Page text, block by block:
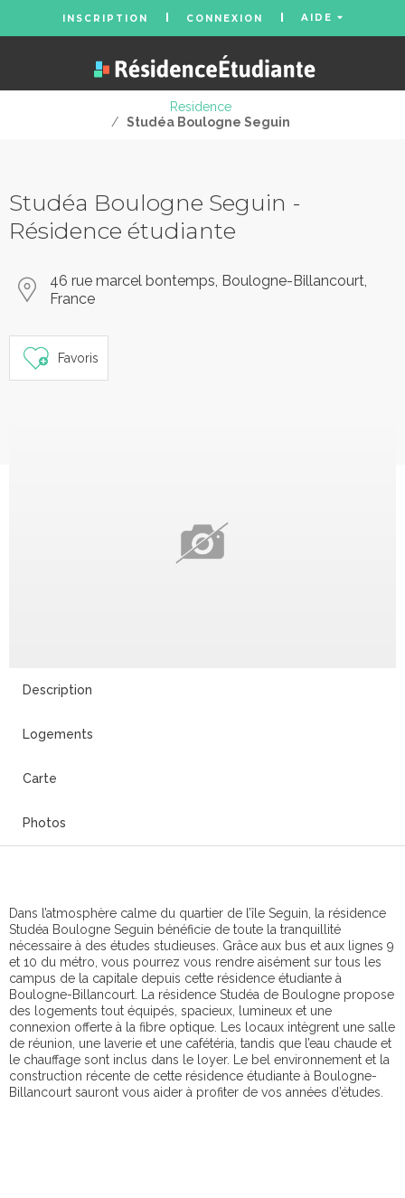
INSCRIPTION CONNEXION AIDE
Residence
/ Studéa Boulogne Seguin
Studéa Boulogne Seguin -
Résidence étudiante
46 rue marcel bontemps, Boulogne-Billancourt,
France
Favoris
Description
Logements
Carte
Photos
Dans l’atmosphère calme du quartier de l’île Seguin, la résidence
Studéa Boulogne Seguin bénéficie de toute la tranquillité
nécessaire à des études studieuses. Grâce aux bus et aux lignes 9
et 10 du métro, vous pourrez vous rendre aisément sur tous les
campus de la capitale depuis cette résidence étudiante à
Boulogne-Billancourt. La résidence Studéa de Boulogne propose
des logements tout équipés, spacieux, lumineux et une
connexion offerte à la fibre optique. Les locaux intègrent une salle
de réunion, une laverie et une cafétéria, tandis que l’eau chaude et
le chauffage sont inclus dans le loyer. Le bel environnement et la
construction récente de cette résidence étudiante à Boulogne-
Billancourt sauront vous aider à profiter de vos années d’études.